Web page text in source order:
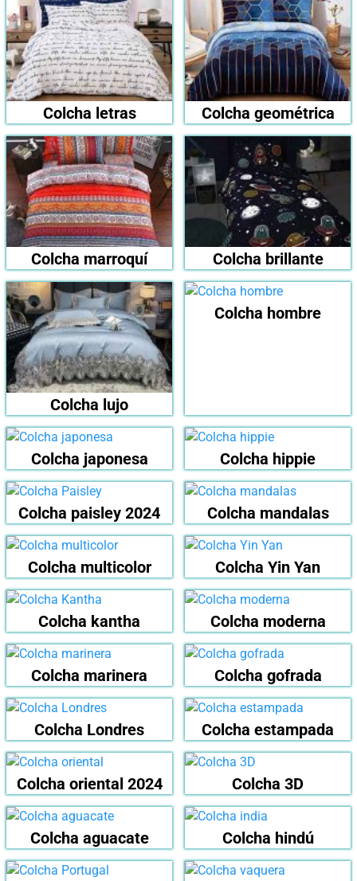
Colcha letras Colcha geométrica
Colcha marroquí Colcha brillante
Colcha lujo
Colcha hombre
Colcha japonesa Colcha hippie
Colcha paisley 2024 Colcha mandalas
Colcha multicolor Colcha Yin Yan
Colcha kantha Colcha moderna
Colcha marinera Colcha gofrada
Colcha Londres Colcha estampada
Colcha oriental 2024 Colcha 3D
Colcha aguacate Colcha hindú